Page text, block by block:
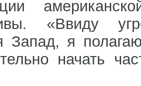
«Ввиду
Запад, я
начать